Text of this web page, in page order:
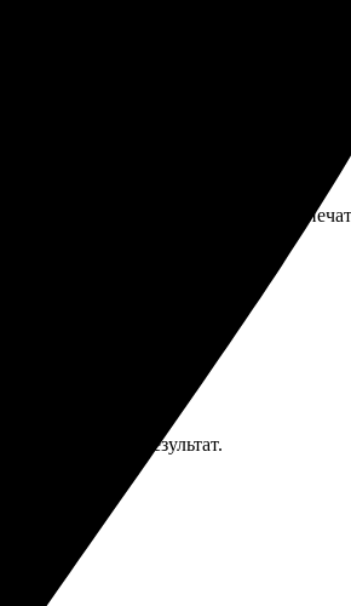
форматов и услуг. Заказала
— получил результат.